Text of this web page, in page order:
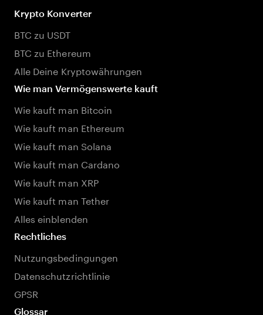
Krypto Konverter
BTC zu USDT
BTC zu Ethereum
Alle Deine Kryptowährungen
Wie man Vermögenswerte kauft
Wie kauft man Bitcoin
Wie kauft man Ethereum
Wie kauft man Solana
Wie kauft man Cardano
Wie kauft man XRP
Wie kauft man Tether
Alles einblenden
Rechtliches
Nutzungsbedingungen
Datenschutzrichtlinie
GPSR
Glossar